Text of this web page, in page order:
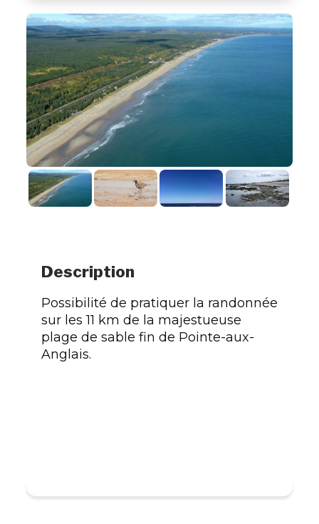
Description
Possibilité de pratiquer la randonnée
sur les 11 km de la majestueuse
plage de sable fin de Pointe-aux-
Anglais.